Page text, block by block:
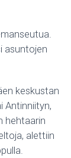
asuntojen
keskustan
Antinniityn,
hehtaarin
alettiin